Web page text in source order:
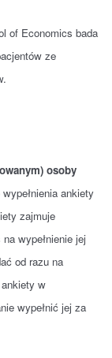
of Economics bada
ze
osoby
ankiety
zajmuje
wypełnienie jej
od razu na
w
wypełnić jej za